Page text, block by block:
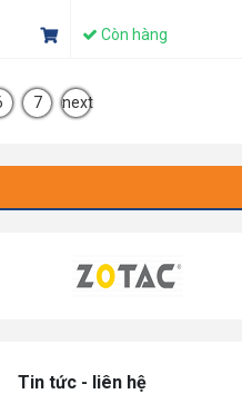
Còn hàng
7 next
Tin tức - liên hệ